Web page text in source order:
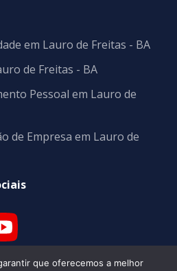
em Lauro de Freitas - BA
de Freitas - BA
Pessoal em Lauro de
de Empresa em Lauro de
que oferecemos a melhor